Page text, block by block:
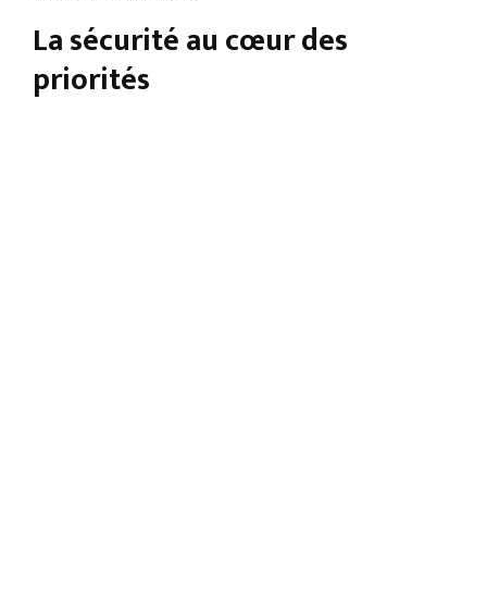
La sécurité au cœur des
priorités